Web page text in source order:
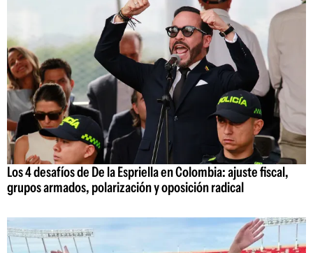
Los 4 desafíos de De la Espriella en Colombia: ajuste fiscal,
grupos armados, polarización y oposición radical